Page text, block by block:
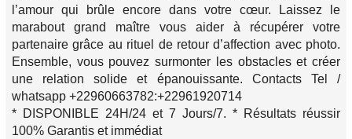
l’amour qui brûle encore dans votre cœur. Laissez le
marabout grand maître vous aider à récupérer votre
partenaire grâce au rituel de retour d’affection avec photo.
Ensemble, vous pouvez surmonter les obstacles et créer
une relation solide et épanouissante. Contacts Tel /
whatsapp +22960663782:+22961920714
* DISPONIBLE 24H/24 et 7 Jours/7. * Résultats réussir
100% Garantis et immédiat